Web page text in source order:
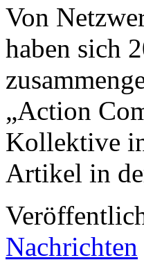
Von
haben sich
„Action
Kollektive
Artikel in
Nachrichten